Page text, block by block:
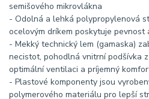
semišového mikrovlákna
- Odolná a lehká polypropylenová
ocelovým dríkem poskytuje pevnost
- Mekký technický lem (gamaska)
necistot, pohodlná vnitrní podšívka
optimální ventilaci a príjemný
- Plastové komponenty jsou
polymerového materiálu pro lepší